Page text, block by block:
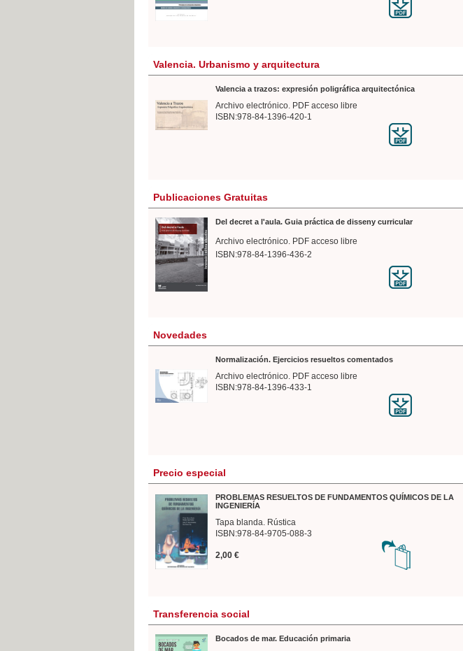
Valencia. Urbanismo y arquitectura
Valencia a trazos: expresión poligráfica arquitectónica
Archivo electrónico. PDF acceso libre
ISBN:978-84-1396-420-1
Publicaciones Gratuitas
Del decret a l'aula. Guia práctica de disseny curricular
Archivo electrónico. PDF acceso libre
ISBN:978-84-1396-436-2
Novedades
Normalización. Ejercicios resueltos comentados
Archivo electrónico. PDF acceso libre
ISBN:978-84-1396-433-1
Precio especial
PROBLEMAS RESUELTOS DE FUNDAMENTOS QUÍMICOS DE LA
INGENIERÍA
Tapa blanda. Rústica
ISBN:978-84-9705-088-3
2,00 €
Transferencia social
Bocados de mar. Educación primaria